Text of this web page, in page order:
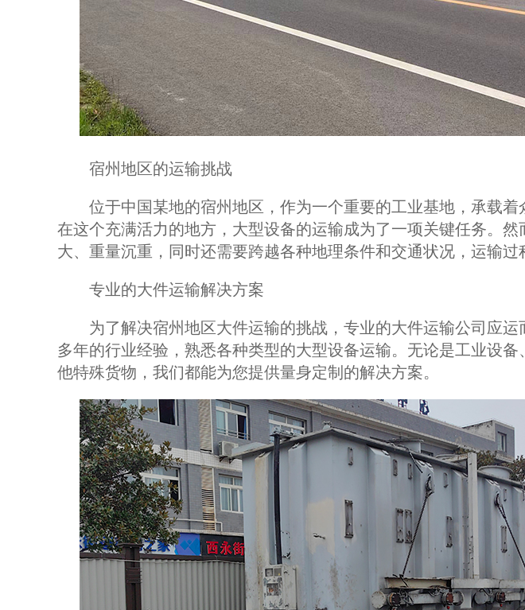
宿州地区的运输挑战
位于中国某地的宿州地区，作为一个重要的工业基地，承载着
在这个充满活力的地方，大型设备的运输成为了一项关键任务。然
大、重量沉重，同时还需要跨越各种地理条件和交通状况，运输过
专业的大件运输解决方案
为了解决宿州地区大件运输的挑战，专业的大件运输公司应运
多年的行业经验，熟悉各种类型的大型设备运输。无论是工业设备
他特殊货物，我们都能为您提供量身定制的解决方案。